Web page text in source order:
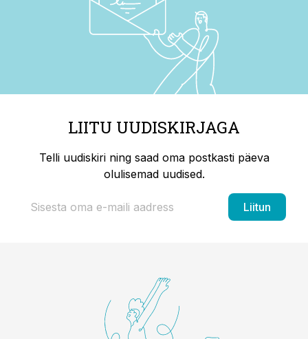
LIITU UUDISKIRJAGA
Telli uudiskiri ning saad oma postkasti päeva
olulisemad uudised.
Liitun